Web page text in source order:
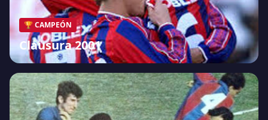
🏆 CAMPEÓN
Clausura 2001